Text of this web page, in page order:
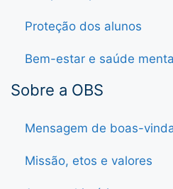
Proteção dos alunos
Bem-estar e saúde
Sobre a OBS
Mensagem de boas-
Missão, etos e valores